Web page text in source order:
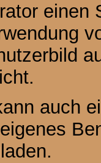
einen
auch